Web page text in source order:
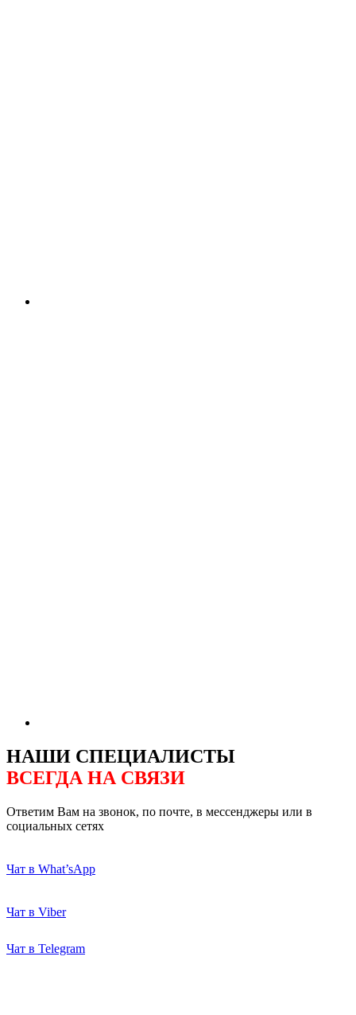
НАШИ СПЕЦИАЛИСТЫ
ВСЕГДА НА СВЯЗИ
Ответим Вам на звонок, по почте, в мессенджеры или в
социальных сетях
Чат в What’sApp
Чат в Viber
Чат в Telegram